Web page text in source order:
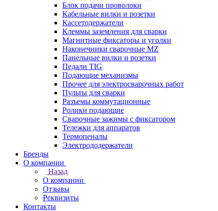
Блок подачи проволоки
Кабельные вилки и розетки
Кассетодержатели
Клеммы заземления для сварки
Магнитные фиксаторы и уголки
Наконечники сварочные MZ
Панельные вилки и розетки
Педали TIG
Подающие механизмы
Прочее для электросварочных работ
Пульты для сварки
Разъемы коммутационные
Ролики подающие
Сварочные зажимы с фиксатором
Тележки для аппаратов
Термопеналы
Электрододержатели
Бренды
О компании
Назад
О компании
Отзывы
Реквизиты
Контакты